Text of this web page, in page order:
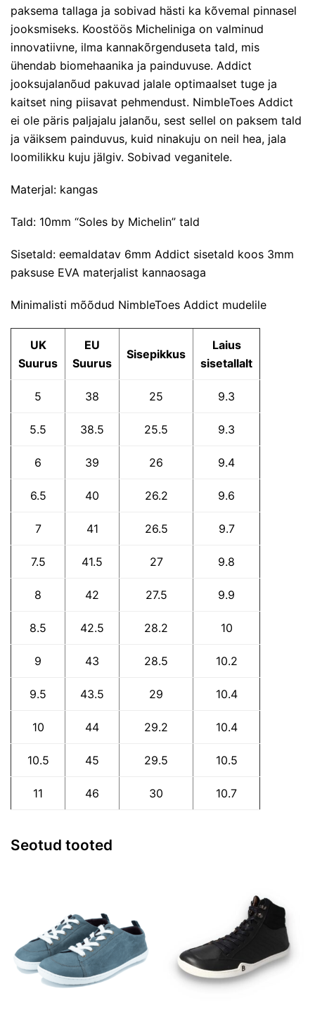
paksema tallaga ja sobivad hästi ka kõvemal pinnasel
jooksmiseks. Koostöös Micheliniga on valminud
innovatiivne, ilma kannakõrgenduseta tald, mis
ühendab biomehaanika ja painduvuse. Addict
jooksujalanõud pakuvad jalale optimaalset tuge ja
kaitset ning piisavat pehmendust. NimbleToes Addict
ei ole päris paljajalu jalanõu, sest sellel on paksem tald
ja väiksem painduvus, kuid ninakuju on neil hea, jala
loomilikku kuju jälgiv. Sobivad veganitele.
Materjal: kangas
Tald: 10mm “Soles by Michelin” tald
Sisetald: eemaldatav 6mm Addict sisetald koos 3mm
paksuse EVA materjalist kannaosaga
Minimalisti mõõdud NimbleToes Addict mudelile
UK
Suurus
EU
Suurus
Sisepikkus
Laius
sisetallalt
5 38 25 9.3
5.5 38.5 25.5 9.3
6 39 26 9.4
6.5 40 26.2 9.6
7 41 26.5 9.7
7.5 41.5 27 9.8
8 42 27.5 9.9
8.5 42.5 28.2 10
9 43 28.5 10.2
9.5 43.5 29 10.4
10 44 29.2 10.4
10.5 45 29.5 10.5
11 46 30 10.7
Seotud tooted